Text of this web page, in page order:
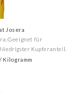
Josera
für
Kupferanteil.
Kilogramm